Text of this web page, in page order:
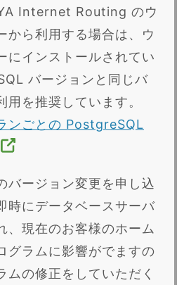
Internet Routing のウ
から利用する場合は、ウ
にインストールされてい
バージョンと同じバ
用を推奨しています。
ンごとの PostgreSQL
バージョン変更を申し込
時にデータベースサーバ
、現在のお客様のホーム
グラムに影響がでますの
ムの修正をしていただく